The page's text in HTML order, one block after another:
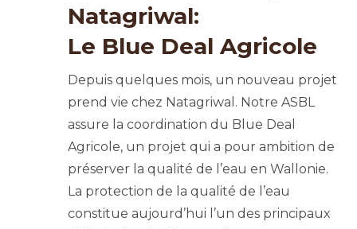
Natagriwal:
Le Blue Deal Agricole
Depuis quelques mois, un nouveau projet
prend vie chez Natagriwal. Notre ASBL
assure la coordination du Blue Deal
Agricole, un projet qui a pour ambition de
préserver la qualité de l’eau en Wallonie.
La protection de la qualité de l’eau
constitue aujourd’hui l’un des principaux